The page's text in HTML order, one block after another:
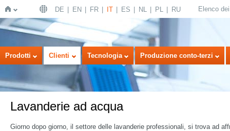
Home
DE EN FR IT ES NL PL RU Elenco
Prodotti Clienti Tecnologia Produzione conto-terzi
Lavanderie ad acqua
Giorno dopo giorno, il settore delle lavanderie professionali, si trova ad